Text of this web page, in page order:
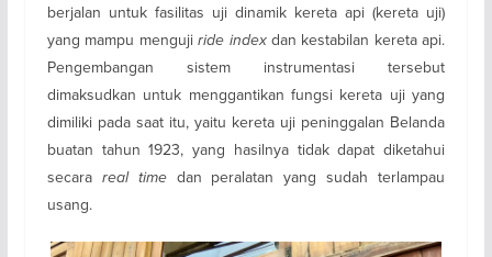
berjalan untuk fasilitas uji dinamik kereta api (kereta uji)
yang mampu mengujiride index dan kestabilan kereta api.
Pengembangan sistem instrumentasi tersebut
dimaksudkan untuk menggantikan fungsi kereta uji yang
dimiliki pada saat itu, yaitu kereta uji peninggalan Belanda
buatan tahun 1923, yang hasilnya tidak dapat diketahui
secara real time dan peralatan yang sudah terlampau
usang.